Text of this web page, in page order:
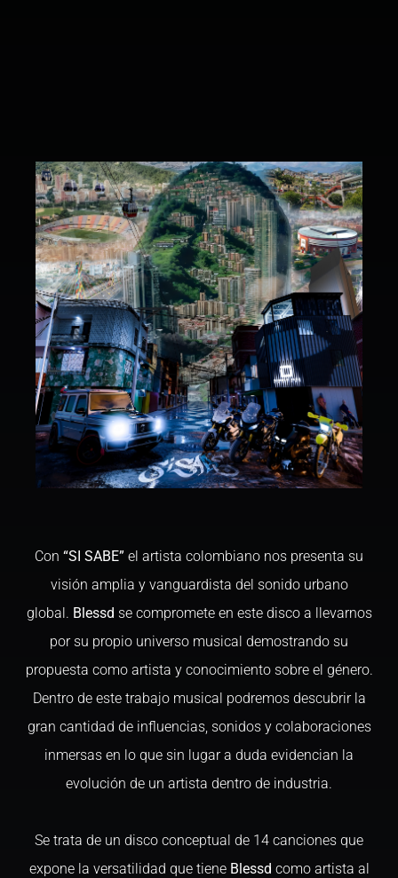
Con “SI SABE” el artista colombiano nos presenta su
visión amplia y vanguardista del sonido urbano
global. Blessd se compromete en este disco a llevarnos
por su propio universo musical demostrando su
propuesta como artista y conocimiento sobre el género.
Dentro de este trabajo musical podremos descubrir la
gran cantidad de influencias, sonidos y colaboraciones
inmersas en lo que sin lugar a duda evidencian la
evolución de un artista dentro de industria.
Se trata de un disco conceptual de 14 canciones que
expone la versatilidad que tiene Blessd como artista al